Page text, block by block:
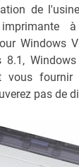
de
imprimante
Windows
8.1,
fournir
pas de